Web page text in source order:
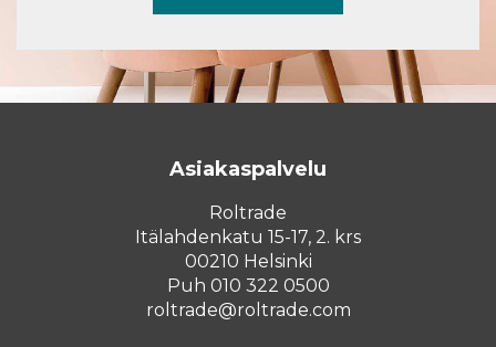
Asiakaspalvelu
Roltrade
Itälahdenkatu 15-17, 2. krs
00210 Helsinki
Puh 010 322 0500
roltrade@roltrade.com